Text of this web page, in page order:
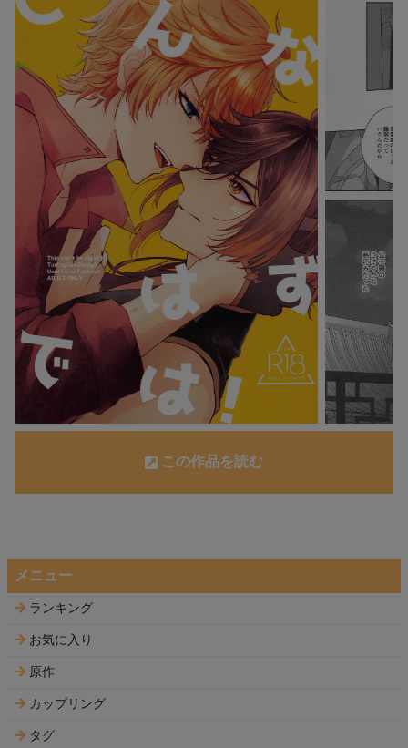
この作品を読む
メニュー
ランキング
お気に入り
原作
カップリング
タグ